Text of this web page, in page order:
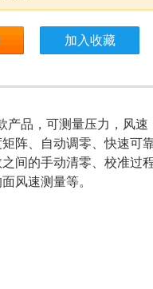
加入收藏
品，可测量压力，风速
阵、自动调零、快速可
间的手动清零、校准过
风速测量等。